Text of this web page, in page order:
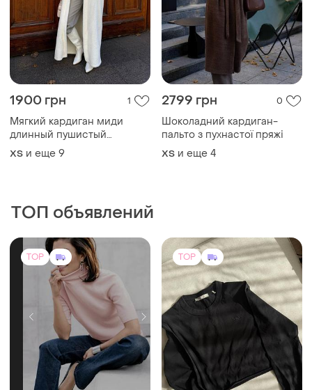
1900 грн 1
Мягкий кардиган миди
длинный пушистый
кардиган шоколадный
кардиган меди длинный
ХS и еще 9
2799 грн 0
Шоколадний кардиган-
пальто з пухнастої пряжі
ХS и еще 4
ТОП объявлений
TOP TOP